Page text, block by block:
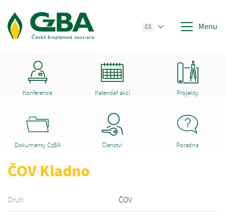
CS Menu
Konference Kalendář akcí Projekty
Dokumenty CzBA Členství Poradna
ČOV Kladno
Druh: ČOV